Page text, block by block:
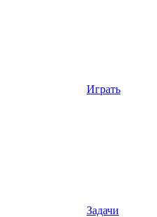
Играть
Задачи